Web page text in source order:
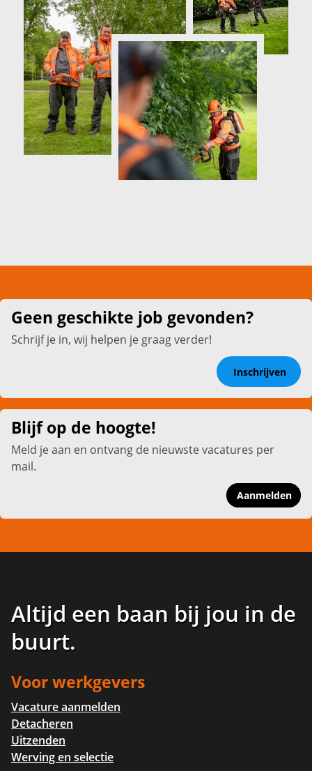
Geen geschikte job gevonden?
Schrijf je in, wij helpen je graag verder!
Inschrijven
Blijf op de hoogte!
Meld je aan en ontvang de nieuwste vacatures per
mail.
Aanmelden
Altijd een baan bij jou in de
buurt.
Voor werkgevers
Vacature aanmelden
Detacheren
Uitzenden
Werving en selectie